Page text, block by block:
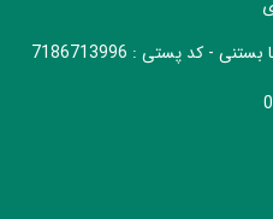
- کد پستی : 7186713996